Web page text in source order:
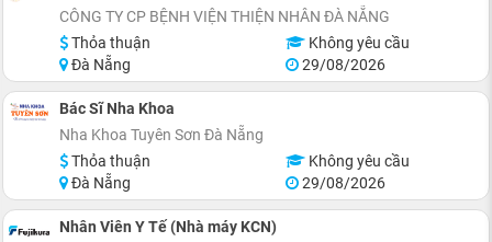
CÔNG TY CP BỆNH VIỆN THIỆN NHÂN ĐÀ NẴNG
Thỏa thuận
Không yêu cầu
Đà Nẵng
29/08/2026
Bác Sĩ Nha Khoa
Nha Khoa Tuyên Sơn Đà Nẵng
Thỏa thuận
Không yêu cầu
Đà Nẵng
29/08/2026
Nhân Viên Y Tế (Nhà máy KCN)